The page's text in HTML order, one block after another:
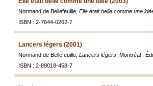
Normand de Bellefeuille, Elle était belle comme une
ISBN : 2-7644-0262-7
Lancers légers (2001)
Normand de Bellefeuille, Lancers légers , Montréal :
ISBN : 2-89018-458-7